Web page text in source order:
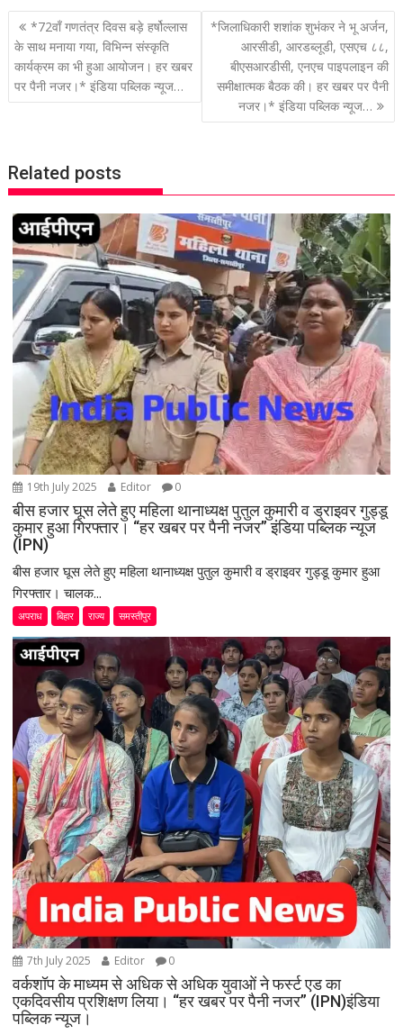
P
o
s
t
v
i
g
a
t
i
o
n
*72वाँ गणतंत्र दिवस बड़े हर्षोल्लास
के साथ मनाया गया, विभिन्न संस्कृति
कार्यक्रम का भी हुआ आयोजन। हर खबर
पर पैनी नजर।* इंडिया पब्लिक न्यूज…
*जिलाधिकारी शशांक शुभंकर ने भू अर्जन,
आरसीडी, आरडब्लूडी, एसएच ८८,
बीएसआरडीसी, एनएच पाइपलाइन की
समीक्षात्मक बैठक की। हर खबर पर पैनी
नजर।* इंडिया पब्लिक न्यूज…
Related posts
19th July 2025 Editor 0
बीस हजार घूस लेते हुए महिला थानाध्यक्ष पुतुल कुमारी व ड्राइवर गुड्डू
कुमार हुआ गिरफ्तार। “हर खबर पर पैनी नजर” इंडिया पब्लिक न्यूज
(IPN)
बीस हजार घूस लेते हुए महिला थानाध्यक्ष पुतुल कुमारी व ड्राइवर गुड्डू कुमार हुआ
गिरफ्तार। चालक...
अपराध बिहार राज्य समस्तीपुर
7th July 2025 Editor 0
वर्कशॉप के माध्यम से अधिक से अधिक युवाओं ने फर्स्ट एड का
एकदिवसीय प्रशिक्षण लिया। “हर खबर पर पैनी नजर” (IPN)इंडिया
पब्लिक न्यूज।